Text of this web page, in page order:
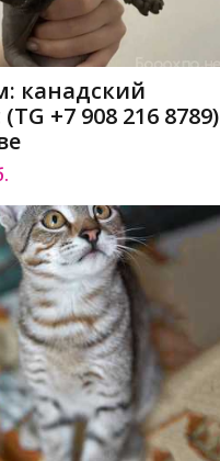
канадский
+7 908 216 8789)